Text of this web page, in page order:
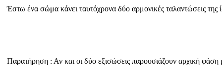
Έστω ένα σώμα κάνει ταυτόχρονα δύο αρμονικές ταλαντώσεις της
Παρατήρηση : Αν και οι δύο εξισώσεις παρουσιάζουν αρχική